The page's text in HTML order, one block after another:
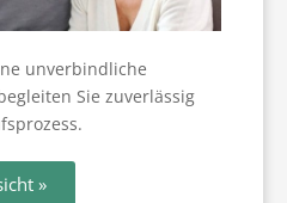
unverbindliche
Sie zuverlässig
»